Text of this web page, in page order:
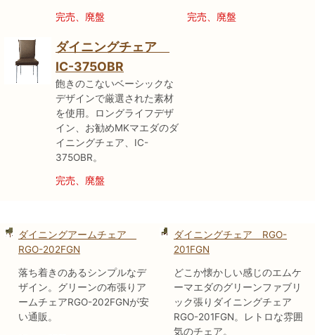
完売、廃盤 完売、廃盤
ダイニングチェア
IC-375OBR
飽きのこないベーシックな
デザインで厳選された素材
を使用。ロングライフデザ
イン、お勧めMKマエダのダ
イニングチェア、IC-
375OBR。
完売、廃盤
ダイニングアームチェア
RGO-202FGN
落ち着きのあるシンプルなデ
ザイン。グリーンの布張りア
ームチェアRGO-202FGNが安
い通販。
ダイニングチェア RGO-
201FGN
どこか懐かしい感じのエムケ
ーマエダのグリーンファブリ
ック張りダイニングチェア
RGO-201FGN。レトロな雰囲
気のチェア。